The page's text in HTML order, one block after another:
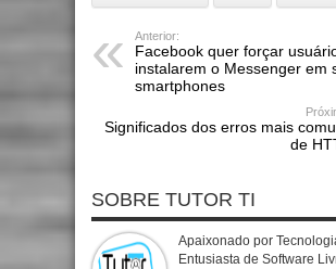
Anterior:
Facebook quer forçar
instalarem o Messenger em
smartphones
Significados dos erros mais
de
SOBRE TUTOR TI
Apaixonado por
Entusiasta de Software